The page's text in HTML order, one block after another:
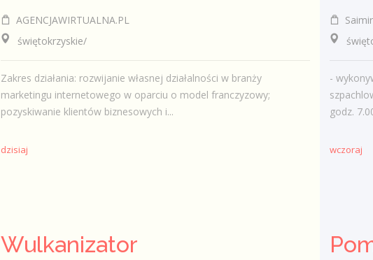
AGENCJAWIRTUALNA.PL
świętokrzyskie/
Zakres działania: rozwijanie własnej działalności w branży
marketingu internetowego w oparciu o model franczyzowy;
pozyskiwanie klientów biznesowych i...
dzisiaj
-
godz.
wczoraj
Wulkanizator